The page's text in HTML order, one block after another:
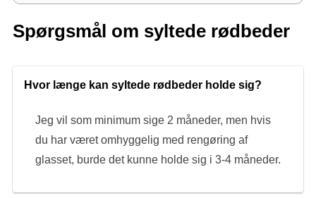
Spørgsmål om syltede rødbeder
Hvor længe kan syltede rødbeder holde sig?
Jeg vil som minimum sige 2 måneder, men hvis
du har været omhyggelig med rengøring af
glasset, burde det kunne holde sig i 3-4 måneder.